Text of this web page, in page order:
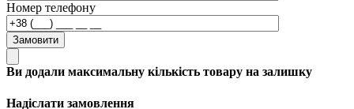
Номер телефону
Замовити
Ви додали максимальну кількість товару на залишку
Надіслати замовлення